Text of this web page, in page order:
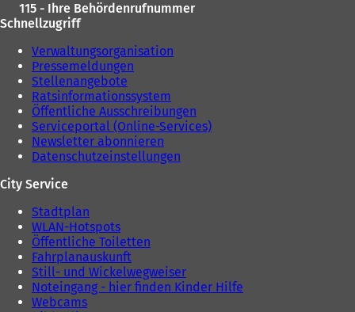
115 - Ihre Behördenrufnummer
Schnellzugriff
Verwaltungsorganisation
Pressemeldungen
Stellenangebote
Ratsinformationssystem
Öffentliche Ausschreibungen
Serviceportal (Online-Services)
Newsletter abonnieren
Datenschutzeinstellungen
City Service
Stadtplan
WLAN-Hotspots
Öffentliche Toiletten
Fahrplanauskunft
Still- und Wickelwegweiser
Noteingang - hier finden Kinder Hilfe
Webcams